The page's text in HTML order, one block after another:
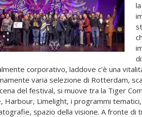
corporativo, laddove c’è una
varia selezione di Rotterdam,
del festival, si muove tra la Tiger
Harbour, Limelight, i programmi
spazio della visione. A fronte di